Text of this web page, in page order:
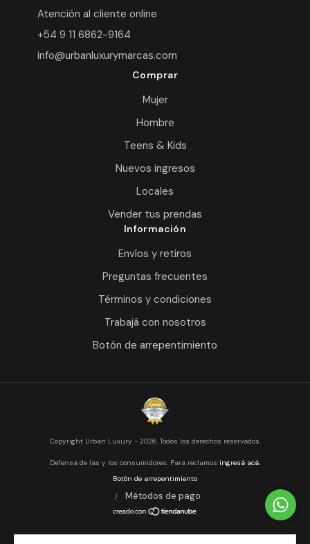
Comprar
Mujer
Hombre
Teens & Kids
Nuevos ingresos
Locales
Vender tus prendas
Información
Envíos y retiros
Preguntas frecuentes
Términos y condiciones
Trabajá con nosotros
Botón de arrepentimiento
Atención al cliente online
+54 9 11 6862-9164
info@urbanluxurymarcas.com
Copyright Urban Luxury - 2026. Todos los derechos reservados.
Defensa de las y los consumidores. Para reclamos ingresá acá.
Botón de arrepentimiento
/
Métodos de pago